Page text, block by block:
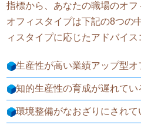
指標から、あなたの職場のオフ
オフィスタイプは下記の8つの
ィスタイプに応じたアドバイス
生産性が高い業績アップ型オ
知的生産性の育成が遅れてい
環境整備がなおざりにされて